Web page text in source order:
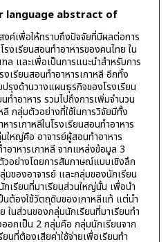
language abstract of
งค์เพื่อให้ทราบถึงปัจจัยที่มีผลต่อการ
รงเรียนสอนทำอาหารของคนไทย ใน
และเพื่อเป็นการแนะนำสำหรับการ
รียนสอนทำอาหารเกาหลี อีกทั้ง
รุงด้านวางแผนธุรกิจของโรงเรียน
นทำอาหาร รวมไปถึงการเพิ่มจำนวน
กลุ่มตัวอย่างที่ใช้ในการวิจัยมีทั้ง
รเกาหลีในโรงเรียนสอนทำอาหาร
หญ่คือ อาจารย์ผู้สอนทำอาหาร
อาหารเกาหลี จากแหล่งข้อมูล 3
วอย่างโดยการสัมภาษณ์แบบเชิงลึก
ของอาจารย์ และกลุ่มของนักเรียน
เรียนที่มาเรียนส่วนใหญ่นั้น เพื่อนำ
นต้องใช้วัตถุดิบของเกาหลีแท้ แต่นำ
ในส่วนของกลุ่มนักเรียนที่มาเรียนทำ
อกเป็น 2 กลุ่มคือ กลุ่มนักเรียนจาก
นที่ต้องเสียค่าใช้จ่ายเพื่อเรียนทำ